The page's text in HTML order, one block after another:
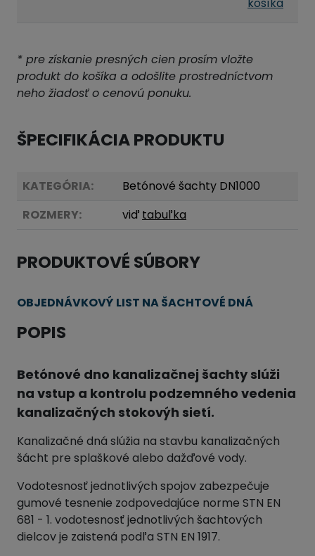
* pre získanie presných cien prosím vložte
produkt do košíka a odošlite prostredníctvom
neho žiadosť o cenovú ponuku.
ŠPECIFIKÁCIA PRODUKTU
KATEGÓRIA:
Betónové šachty DN1000
ROZMERY:
viď tabuľka
PRODUKTOVÉ SÚBORY
OBJEDNÁVKOVÝ LIST NA ŠACHTOVÉ DNÁ
POPIS
Betónové dno kanalizačnej šachty slúži
na vstup a kontrolu podzemného vedenia
kanalizačných stokovýh sietí.
Kanalizačné dná slúžia na stavbu kanalizačných
šácht pre splaškové alebo dažďové vody.
Vodotesnosť jednotlivých spojov zabezpečuje
gumové tesnenie zodpovedajúce norme STN EN
681 - 1. vodotesnosť jednotlivých šachtových
dielcov je zaistená podľa STN EN 1917.